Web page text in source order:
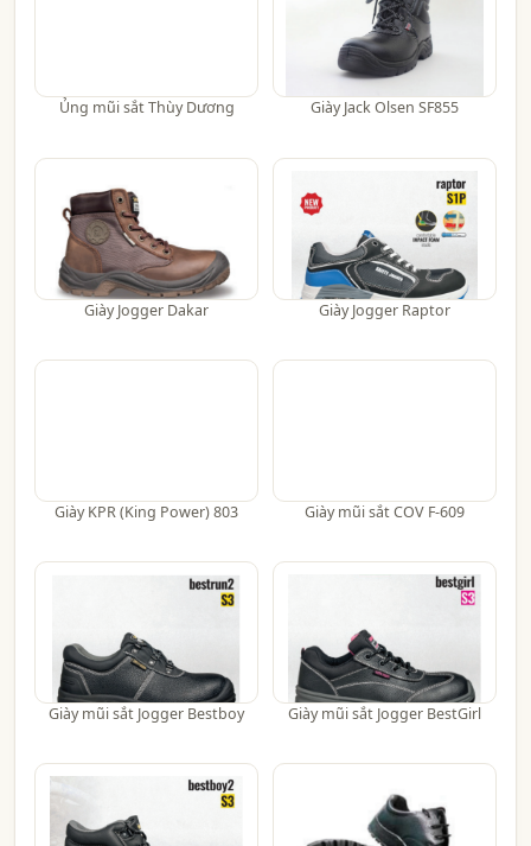
Ủng mũi sắt Thùy Dương Giày Jack Olsen SF855
Giày Jogger Dakar Giày Jogger Raptor
Giày KPR (King Power) 803 Giày mũi sắt COV F-609
Giày mũi sắt Jogger Bestboy Giày mũi sắt Jogger BestGirl